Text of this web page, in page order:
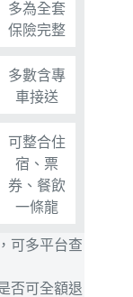
多為全套
保險完整
多數含專
車接送
可整合住
宿、票
券、餐飲
一條龍
可多平台查
否可全額退